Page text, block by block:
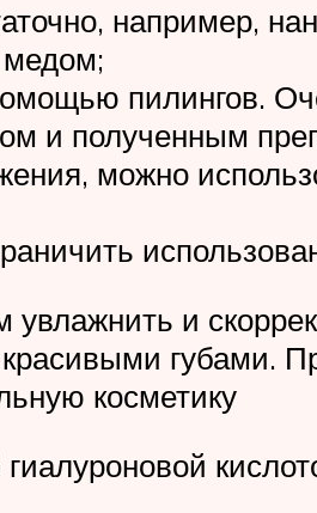
например,
пилингов.
и полученным
можно
увлажнить и
губами.
косметику